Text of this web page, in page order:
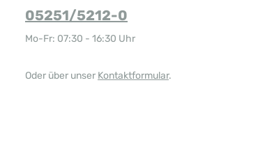
05251/5212-0
Mo-Fr: 07:30 - 16:30 Uhr
Oder über unser Kontaktformular.